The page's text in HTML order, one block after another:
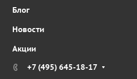
Блог
Новости
Акции
+7 (495) 645-18-17